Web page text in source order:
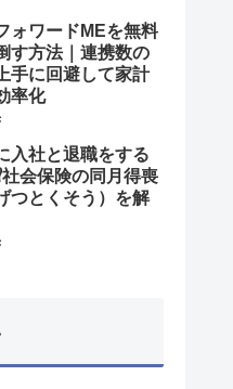
ォワードMEを無料
す方法｜連携数の
手に回避して家計
率化
入社と退職をする
会保険の同月得喪
つとくそう）を解